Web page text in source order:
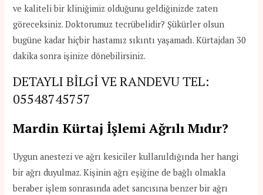
ve kaliteli bir kliniğimiz olduğunu geldiğinizde zaten
göreceksiniz. Doktorumuz tecrübelidir? Şükürler olsun
bugüne kadar hiçbir hastamız sıkıntı yaşamadı. Kürtajdan 30
dakika sonra işinize dönebilirsiniz.
DETAYLI BİLGİ VE RANDEVU TEL:
05548745757
Mardin Kürtaj İşlemi Ağrılı Mıdır?
Uygun anestezi ve ağrı kesiciler kullanıldığında her hangi
bir ağrı duyulmaz. Kişinin ağrı eşiğine de bağlı olmakla
beraber işlem sonrasında adet sancısına benzer bir ağrı